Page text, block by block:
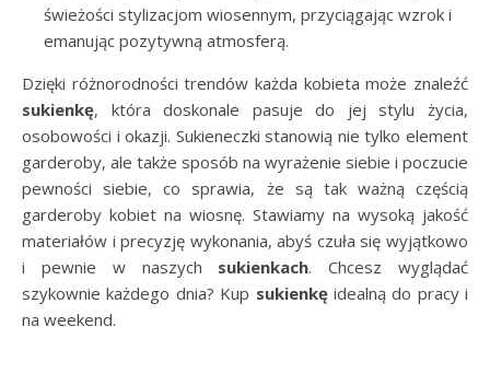
świeżości stylizacjom wiosennym, przyciągając wzrok i
emanując pozytywną atmosferą.
Dzięki różnorodności trendów każda kobieta może znaleźć
sukienkę, która doskonale pasuje do jej stylu życia,
osobowości i okazji. Sukieneczki stanowią nie tylko element
garderoby, ale także sposób na wyrażenie siebie i poczucie
pewności siebie, co sprawia, że są tak ważną częścią
garderoby kobiet na wiosnę. Stawiamy na wysoką jakość
materiałów i precyzję wykonania, abyś czuła się wyjątkowo
i pewnie w naszych sukienkach. Chcesz wyglądać
szykownie każdego dnia? Kup sukienkęidealną do pracy i
na weekend.